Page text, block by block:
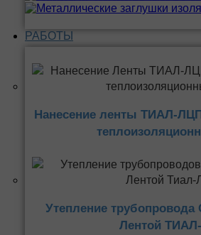
РАБОТЫ
Нанесение ленты ТИАЛ-
Утепление
Лентой